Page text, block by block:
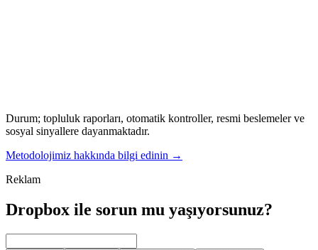
Durum; topluluk raporları, otomatik kontroller, resmi beslemeler ve
sosyal sinyallere dayanmaktadır.
Metodolojimiz hakkında bilgi edinin →
Reklam
Dropbox ile sorun mu yaşıyorsunuz?